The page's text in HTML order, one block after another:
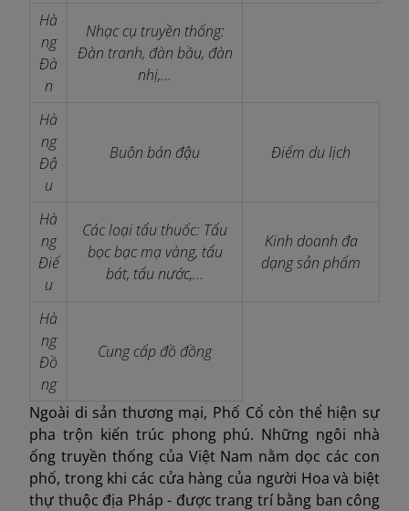
Hà
ng
Đà
n
Nhạc cụ truyền thống:
Đàn tranh, đàn bầu, đàn
nhị,...
Hà
ng
Đậ
u
Buôn bán đậu Điểm du lịch
Hà
ng
Điế
u
Các loại tẩu thuốc: Tẩu
bọc bạc mạ vàng, tẩu
bát, tẩu nước,...
Kinh doanh đa
dạng sản phẩm
Hà
ng
Đồ
ng
Cung cấp đồ đồng
Ngoài di sản thương mại, Phố Cổ còn thể hiện sự
pha trộn kiến ​​trúc phong phú. Những ngôi nhà
ống truyền thống của Việt Nam nằm dọc các con
phố, trong khi các cửa hàng của người Hoa và biệt
thự thuộc địa Pháp - được trang trí bằng ban công